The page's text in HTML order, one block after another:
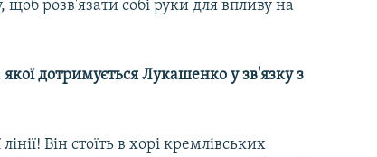
щоб розв'язати собі руки для впливу на
дотримується Лукашенко у зв'язку з
Він стоїть в хорі кремлівських